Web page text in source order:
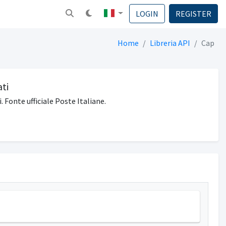
LOGIN REGISTER
Home Libreria API Cap
Fonte ufficiale Poste Italiane.